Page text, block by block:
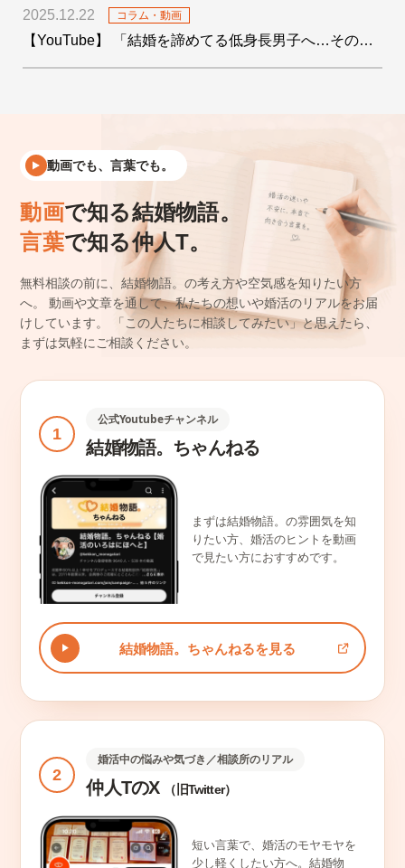
2025.12.22 コラム・動画
【YouTube】 「結婚を諦めてる低身長男子へ…その絶望をデータで希望に変えます！」を公開しました
動画でも、言葉でも。
動画で知る結婚物語。
言葉で知る仲人T。
無料相談の前に、結婚物語。の考え方や空気感を知りたい方
へ。
動画や文章を通して、私たちの想いや婚活のリアルをお届
けしています。
「この人たちに相談してみたい」と思えたら、
まずは気軽にご相談ください。
1
公式Youtubeチャンネル
結婚物語。ちゃんねる
まずは結婚物語。の雰囲気を知
りたい方、婚活のヒントを動画
で見たい方におすすめです。
結婚物語。ちゃんねるを見る
2
婚活中の悩みや気づき／相談所のリアル
仲人TのX （旧Twitter）
短い言葉で、婚活のモヤモヤを
少し軽くしたい方へ。結婚物